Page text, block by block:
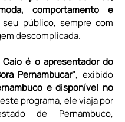
comportamento e
seu público, sempre com
descomplicada.
Caio é o apresentador do
Pernambucar", exibido
e disponível no
programa, ele viaja por
de Pernambuco,